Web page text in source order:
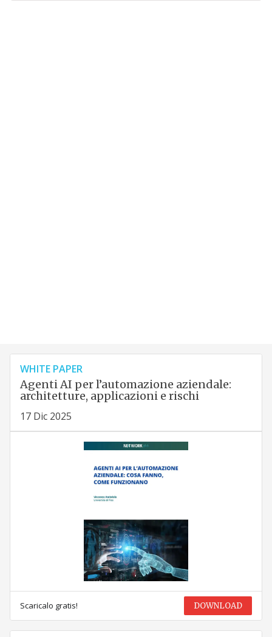
WHITE PAPER
Agenti AI per l’automazione aziendale:
architetture, applicazioni e rischi
17 Dic 2025
Scaricalo gratis! DOWNLOAD